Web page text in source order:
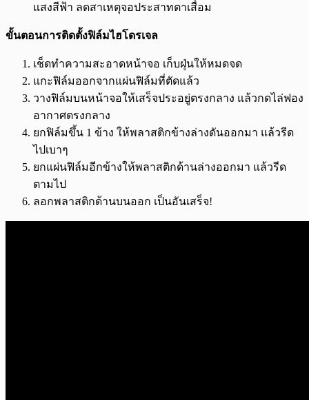
แสงสีฟ้า ลดสาเหตุจอประสาทตาเสื่อม
ขั้นตอนการติดตั้งฟิล์มไฮโดรเจล
เช็ดทำความสะอาดหน้าจอ เก็บฝุ่นให้หมดจด
แกะฟิล์มออกจากแผ่นฟิล์มที่ตัดแล้ว
วางฟิล์มบนหน้าจอให้เสร็จประอยู่ตรงกลาง แล้วกดไล่ฟอง
อากาศตรงกลาง
ยกฟิล์มขึ้น 1 ข้าง ให้พลาสติกข้างล่างดันออกมา แล้วรีด
ไปเบาๆ
ยกแผ่นฟิล์มอีกข้างให้พลาสติกด้านล่างออกมา แล้วรีด
ตามไป
ลอกพลาสติกด้านบนออก เป็นอันเสร็จ!